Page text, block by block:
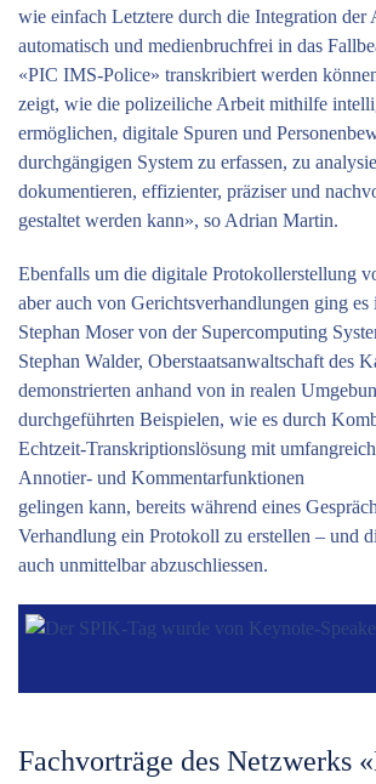
wie einfach Letztere durch die Integration der
automatisch und medienbruchfrei in das
«PIC IMS-Police» transkribiert werden
zeigt, wie die polizeiliche Arbeit mithilfe
ermöglichen, digitale Spuren und
durchgängigen System zu erfassen, zu
dokumentieren, effizienter, präziser und
gestaltet werden kann», so Adrian Martin.
Ebenfalls um die digitale Protokollerstellung
aber auch von Gerichtsverhandlungen ging es
Stephan Moser von der Supercomputing
Stephan Walder, Oberstaatsanwaltschaft des
demonstrierten anhand von in realen
durchgeführten Beispielen, wie es durch
Echtzeit-Transkriptionslösung mit
Annotier- und Kommentarfunktionen
gelingen kann, bereits während eines
Verhandlung ein Protokoll zu erstellen – und
auch unmittelbar abzuschliessen.
Fachvorträge des Netzwerks